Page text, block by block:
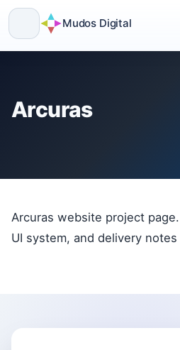
Mudos Digital
Arcuras
Arcuras website project
UI system, and delivery